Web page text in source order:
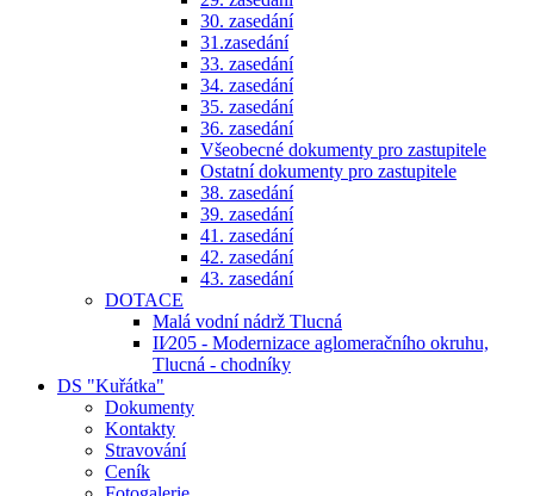
30. zasedání
31.zasedání
33. zasedání
34. zasedání
35. zasedání
36. zasedání
Všeobecné dokumenty pro zastupitele
Ostatní dokumenty pro zastupitele
38. zasedání
39. zasedání
41. zasedání
42. zasedání
43. zasedání
DOTACE
Malá vodní nádrž Tlucná
II⁄205 - Modernizace aglomeračního okruhu,
Tlucná - chodníky
DS "Kuřátka"
Dokumenty
Kontakty
Stravování
Ceník